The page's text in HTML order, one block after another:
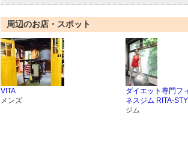
周辺のお店・スポット
VITA
メンズ
ダイエット専門フ
ネスジム RITA-
ジム